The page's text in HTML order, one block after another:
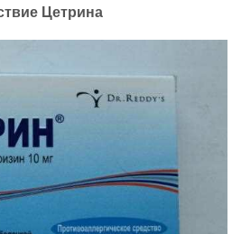
Цетрина